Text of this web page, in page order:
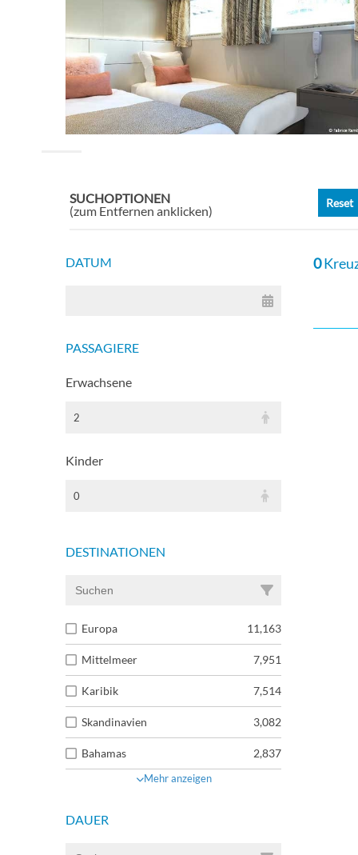
SUCHOPTIONEN
(zum Entfernen anklicken)
Reset
DATUM
PASSAGIERE
Erwachsene
2
Kinder
0
DESTINATIONEN
Europa 11,163
Mittelmeer 7,951
Karibik 7,514
Skandinavien 3,082
Bahamas 2,837
Mehr anzeigen
DAUER
0